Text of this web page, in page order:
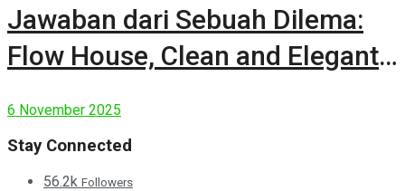
Jawaban dari Sebuah Dilema:
Flow House, Clean and Elegant
6 November 2025
Stay Connected
56.2k Followers